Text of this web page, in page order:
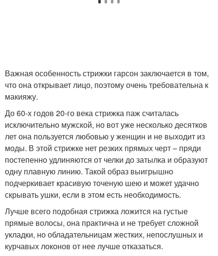
Важная особенность стрижки гарсон заключается в том,
что она открывает лицо, поэтому очень требовательна к
макияжу.
До 60-х годов 20-го века стрижка паж считалась
исключительно мужской, но вот уже несколько десятков
лет она пользуется любовью у женщин и не выходит из
моды. В этой стрижке нет резких прямых черт – пряди
постепенно удлиняются от челки до затылка и образуют
одну плавную линию. Такой образ выигрышно
подчеркивает красивую точеную шею и может удачно
скрывать ушки, если в этом есть необходимость.
Лучше всего подобная стрижка ложится на густые
прямые волосы, она практична и не требует сложной
укладки, но обладательницам жестких, непослушных и
курчавых локонов от нее лучше отказаться.